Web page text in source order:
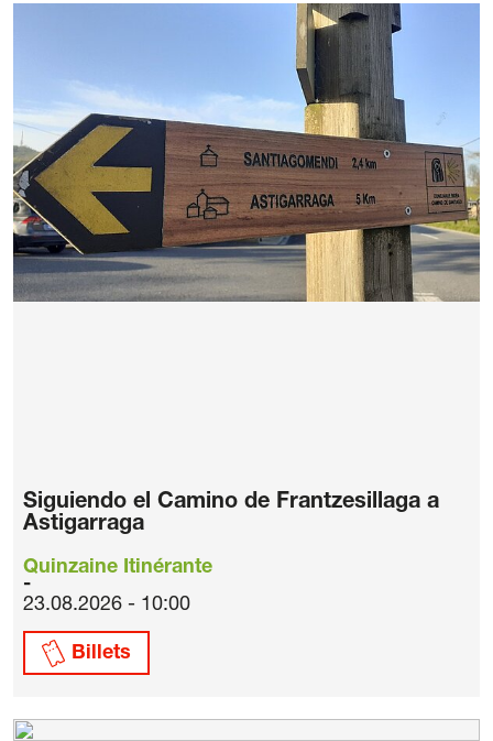
Siguiendo el Camino de Frantzesillaga a
Astigarraga
Quinzaine Itinérante
23.08.2026 - 10:00
Billets